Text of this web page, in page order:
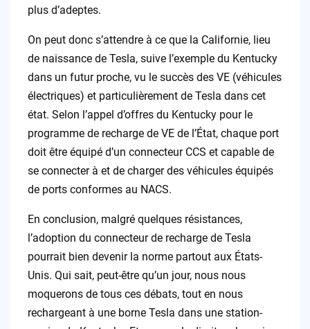
plus d’adeptes.
On peut donc s’attendre à ce que la Californie, lieu
de naissance de Tesla, suive l’exemple du Kentucky
dans un futur proche, vu le succès des VE (véhicules
électriques) et particulièrement de Tesla dans cet
état. Selon l’appel d’offres du Kentucky pour le
programme de recharge de VE de l’État, chaque port
doit être équipé d’un connecteur CCS et capable de
se connecter à et de charger des véhicules équipés
de ports conformes au NACS.
En conclusion, malgré quelques résistances,
l’adoption du connecteur de recharge de Tesla
pourrait bien devenir la norme partout aux États-
Unis. Qui sait, peut-être qu’un jour, nous nous
moquerons de tous ces débats, tout en nous
rechargeant à une borne Tesla dans une station-